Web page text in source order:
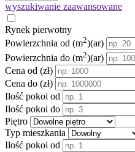
wyszukiwanie zaawansowane
Rynek pierwotny
Powierzchnia od (m2)(ar)
Powierzchnia do (m2)(ar)
Cena od (zł)
Cena do (zł)
Ilość pokoi od
Ilość pokoi do
Piętro
Typ mieszkania
Ilość pokoi od